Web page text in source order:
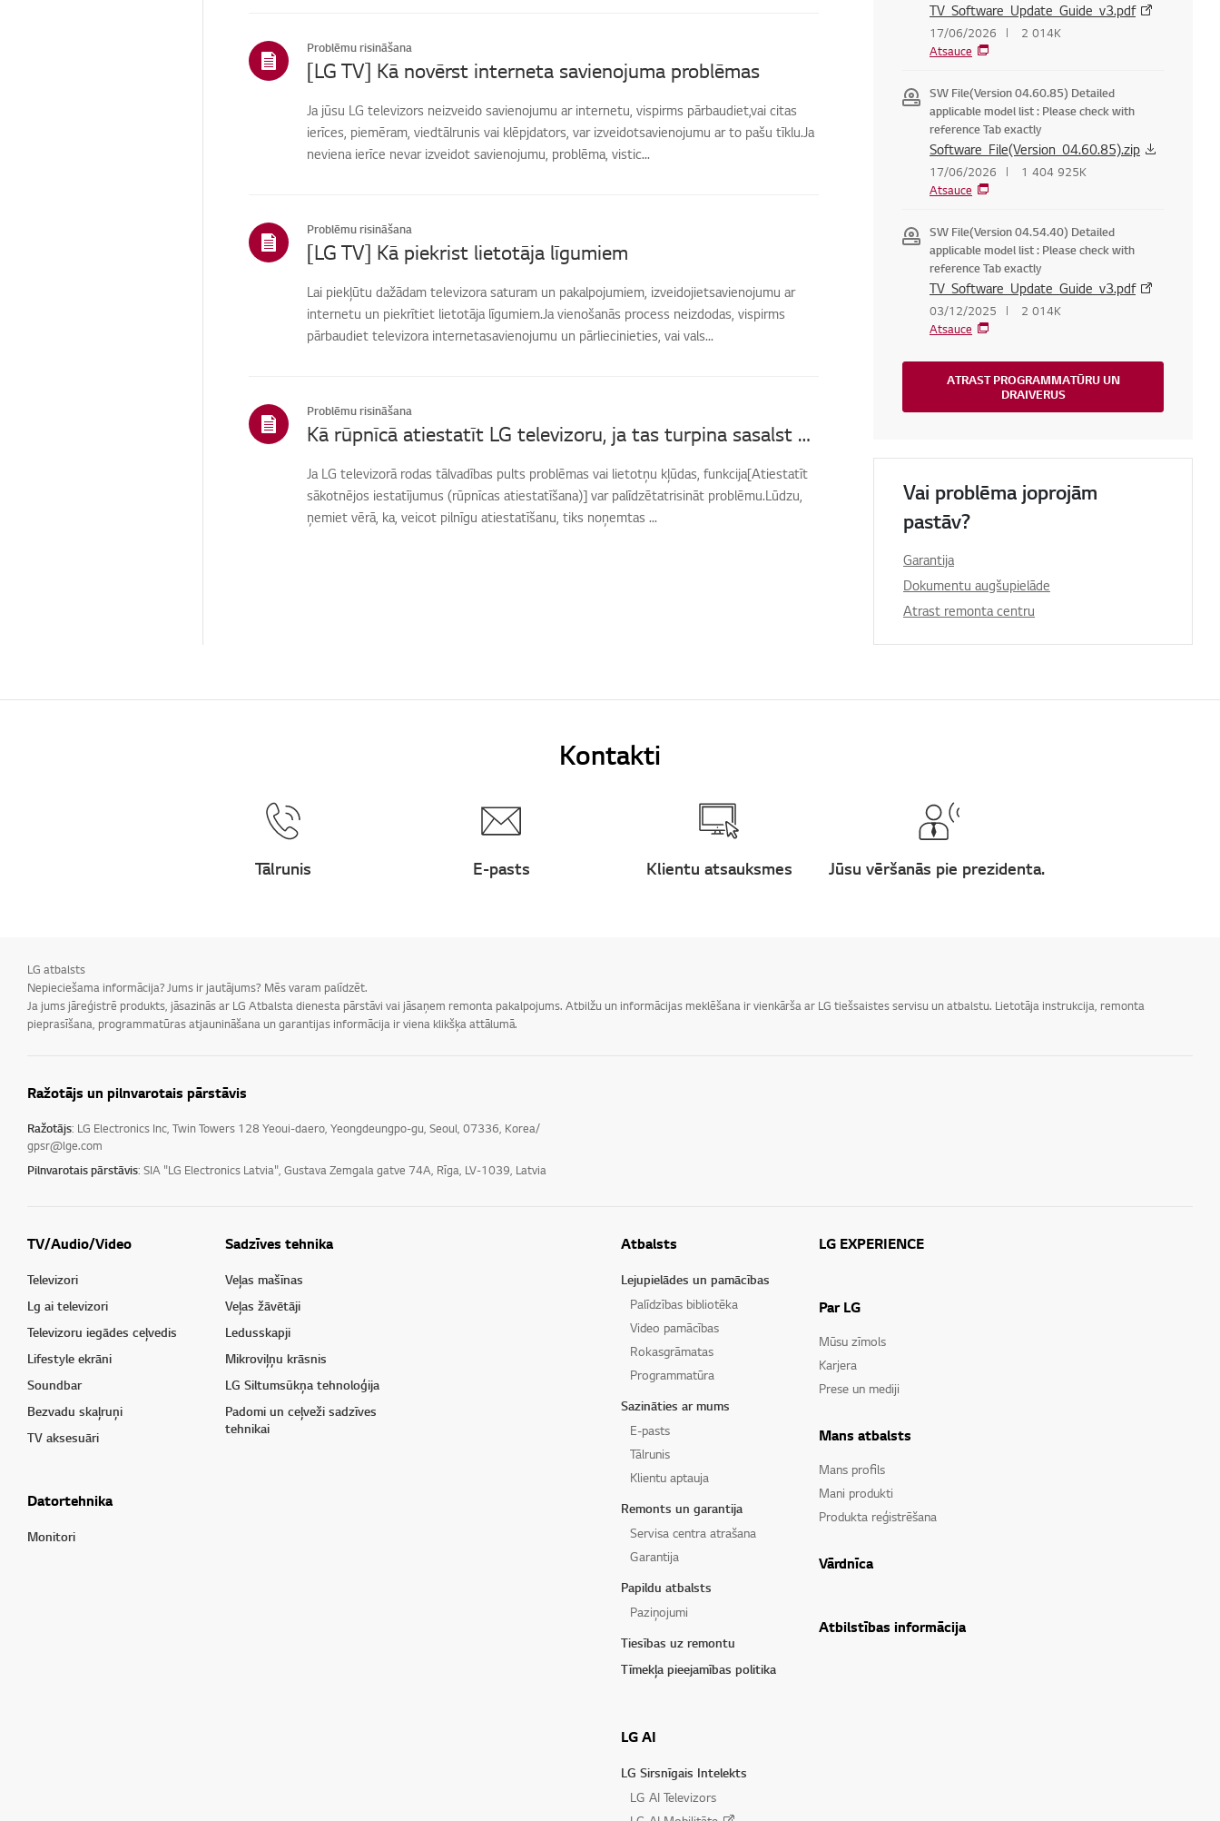
Problēmu risināšana
[LG TV] Kā novērst interneta savienojuma problēmas
Ja jūsu LG televizors neizveido savienojumu ar internetu, vispirms pārbaudiet,vai citas
ierīces, piemēram, viedtālrunis vai klēpjdators, var izveidotsavienojumu ar to pašu tīklu.Ja
neviena ierīce nevar izveidot savienojumu, problēma, vistic...
Problēmu risināšana
[LG TV] Kā piekrist lietotāja līgumiem
Lai piekļūtu dažādam televizora saturam un pakalpojumiem, izveidojietsavienojumu ar
internetu un piekrītiet lietotāja līgumiem.Ja vienošanās process neizdodas, vispirms
pārbaudiet televizora internetasavienojumu un pārliecinieties, vai vals...
Problēmu risināšana
Kā rūpnīcā atiestatīt LG televizoru, ja tas turpina sasalst vai rāda kļūdas?
Ja LG televizorā rodas tālvadības pults problēmas vai lietotņu kļūdas, funkcija[Atiestatīt
sākotnējos iestatījumus (rūpnīcas atiestatīšana)] var palīdzētatrisināt problēmu.Lūdzu,
ņemiet vērā, ka, veicot pilnīgu atiestatīšanu, tiks noņemtas ...
TV_Software_Update_Guide_v3.pdf
17/06/2026
2 014K
Atsauce
SW File(Version 04.60.85) Detailed
applicable model list : Please check with
reference Tab exactly
Software_File(Version_04.60.85).zip
17/06/2026
1 404 925K
Atsauce
SW File(Version 04.54.40) Detailed
applicable model list : Please check with
reference Tab exactly
TV_Software_Update_Guide_v3.pdf
03/12/2025
2 014K
Atsauce
ATRAST PROGRAMMATŪRU UN
DRAIVERUS
Vai problēma joprojām
pastāv?
Garantija
Dokumentu augšupielāde
Atrast remonta centru
Kontakti
Tālrunis E-pasts Klientu atsauksmes Jūsu vēršanās pie prezidenta.
LG atbalsts
Nepieciešama informācija? Jums ir jautājums? Mēs varam palīdzēt.
Ja jums jāreģistrē produkts, jāsazinās ar LG Atbalsta dienesta pārstāvi vai jāsaņem remonta pakalpojums. Atbilžu un informācijas meklēšana ir vienkārša ar LG tiešsaistes servisu un atbalstu. Lietotāja instrukcija, remonta
pieprasīšana, programmatūras atjaunināšana un garantijas informācija ir viena klikšķa attālumā.
Ražotājs un pilnvarotais pārstāvis
Ražotājs: LG Electronics Inc, Twin Towers 128 Yeoui-daero, Yeongdeungpo-gu, Seoul, 07336, Korea/
gpsr@lge.com
Pilnvarotais pārstāvis: SIA "LG Electronics Latvia", Gustava Zemgala gatve 74A, Rīga, LV-1039, Latvia
TV/Audio/Video
Televizori
Lg ai televizori
Televizoru iegādes ceļvedis
Lifestyle ekrāni
Soundbar
Bezvadu skaļruņi
TV aksesuāri
Sadzīves tehnika
Veļas mašīnas
Veļas žāvētāji
Ledusskapji
Mikroviļņu krāsnis
LG Siltumsūkņa tehnoloģija
Padomi un ceļveži sadzīves
tehnikai
Datortehnika
Monitori
Atbalsts
Lejupielādes un pamācības
Palīdzības bibliotēka
Video pamācības
Rokasgrāmatas
Programmatūra
Sazināties ar mums
E-pasts
Tālrunis
Klientu aptauja
Remonts un garantija
Servisa centra atrašana
Garantija
Papildu atbalsts
Paziņojumi
Tiesības uz remontu
Tīmekļa pieejamības politika
LG AI
LG Sirsnīgais Intelekts
LG AI Televizors
LG EXPERIENCE
Par LG
Mūsu zīmols
Karjera
Prese un mediji
Mans atbalsts
Mans profils
Mani produkti
Produkta reģistrēšana
Vārdnīca
Atbilstības informācija